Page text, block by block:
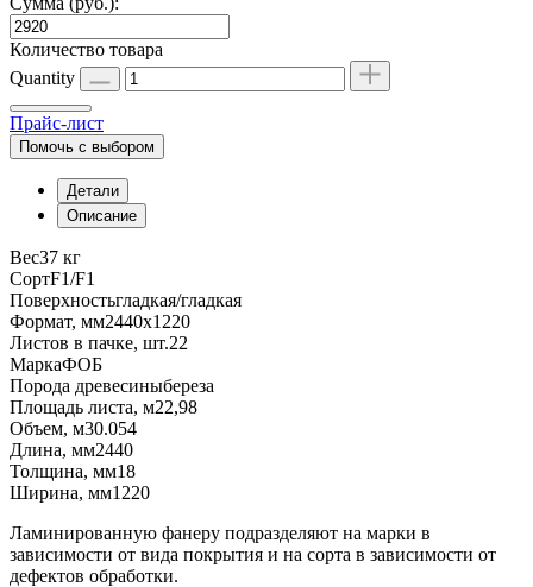
Количество товара
Quantity
Прайс-лист
Помочь с выбором
Детали
Описание
Вес37 кг
СортF1/F1
Поверхностьгладкая/гладкая
Формат, мм2440х1220
Листов в пачке, шт.22
МаркаФОБ
Порода древесиныбереза
Площадь листа, м22,98
Объем, м30.054
Длина, мм2440
Толщина, мм18
Ширина, мм1220
Ламинированную фанеру подразделяют на марки в
зависимости от вида покрытия и на сорта в зависимости от
дефектов обработки.